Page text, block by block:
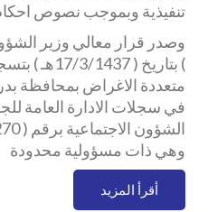
تنفيذية وبموجب نصوص
) بتاريخ ( 17/
متعددة الاغراض بمحافظة
في سجلات الادارة العامة
وهي ذات مسؤولية محدودة
أقرأ المزيد